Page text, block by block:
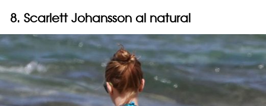
8. Scarlett Johansson al natural